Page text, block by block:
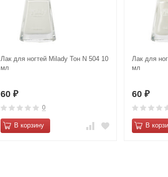
Лак для ногтей Milady Тон N 504 10
мл
60 ₽
0
В корзину
Лак для
мл
60 ₽
В